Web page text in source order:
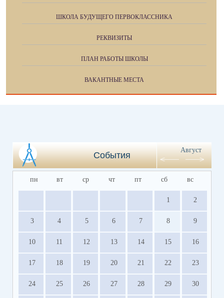
ШКОЛА БУДУЩЕГО ПЕРВОКЛАССНИКА
РЕКВИЗИТЫ
ПЛАН РАБОТЫ ШКОЛЫ
ВАКАНТНЫЕ МЕСТА
События
Август
пн вт ср чт пт сб вс
1 2
3 4 5 6 7 8 9
10 11 12 13 14 15 16
17 18 19 20 21 22 23
24 25 26 27 28 29 30